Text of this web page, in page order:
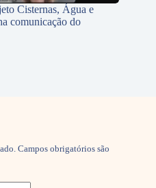
Cisternas, Água e
comunicação do
Campos obrigatórios são